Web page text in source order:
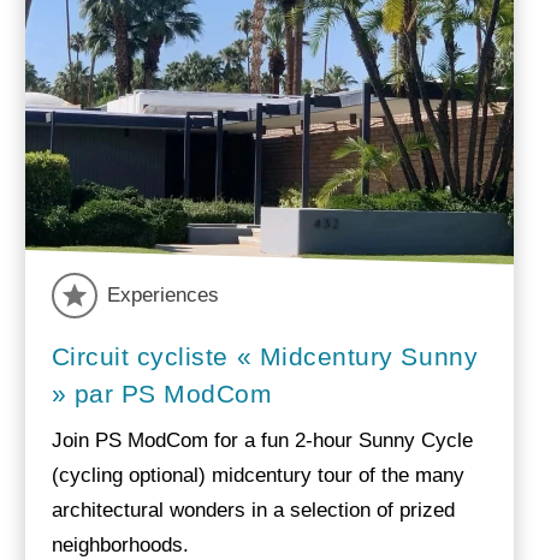
Experiences
Circuit cycliste « Midcentury Sunny
» par PS ModCom
Join PS ModCom for a fun 2-hour Sunny Cycle
(cycling optional) midcentury tour of the many
architectural wonders in a selection of prized
neighborhoods.